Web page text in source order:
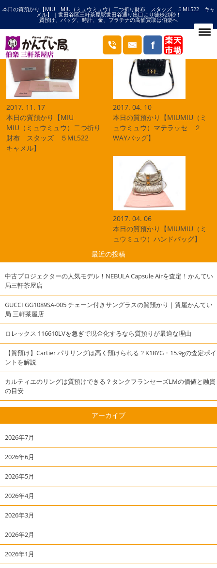
本日の質預かり【MIU MIU（ミュウミュウ）二つ折り財布 スタッズ ５ML522 キャ
メル】 | 世田谷区三軒茶屋駅世田谷通り出口より徒歩20秒！
質預け、バッグ、時計、金、プラチナの高価買取は伯楽へ
HOME ミュウミュウの記事一覧
ブログ
2017. 11. 17
本日の質預かり【MIU
MIU（ミュウミュウ）二つ折り
財布 スタッズ ５ML522
キャメル】
2017. 04. 10
本日の質預かり【MIUMIU（ミ
ュウミュウ）マテラッセ ２
WAYバッグ】
2017. 04. 06
本日の質預かり【MIUMIU（ミ
ュウミュウ）ハンドバッグ】
最近の投稿
中古プロジェクターの人気モデル！NEBULA Capsule Airを査定！かんてい
局三軒茶屋店
GUCCI GG1089SA-005 チェーン付きサングラスの質預かり｜質屋かんてい
局 三軒茶屋店
ロレックス 116610LVを急ぎで現金化するなら質預りが最適な理由
【質預け】Cartier パリリングは高く預けられる？K18YG・15.9gの査定ポイ
ントを解説
カルティエのリングは質預けできる？タンクフランセーズLMの価値と融資
の目安
アーカイブ
2026年7月
2026年6月
2026年5月
2026年4月
2026年3月
2026年2月
2026年1月